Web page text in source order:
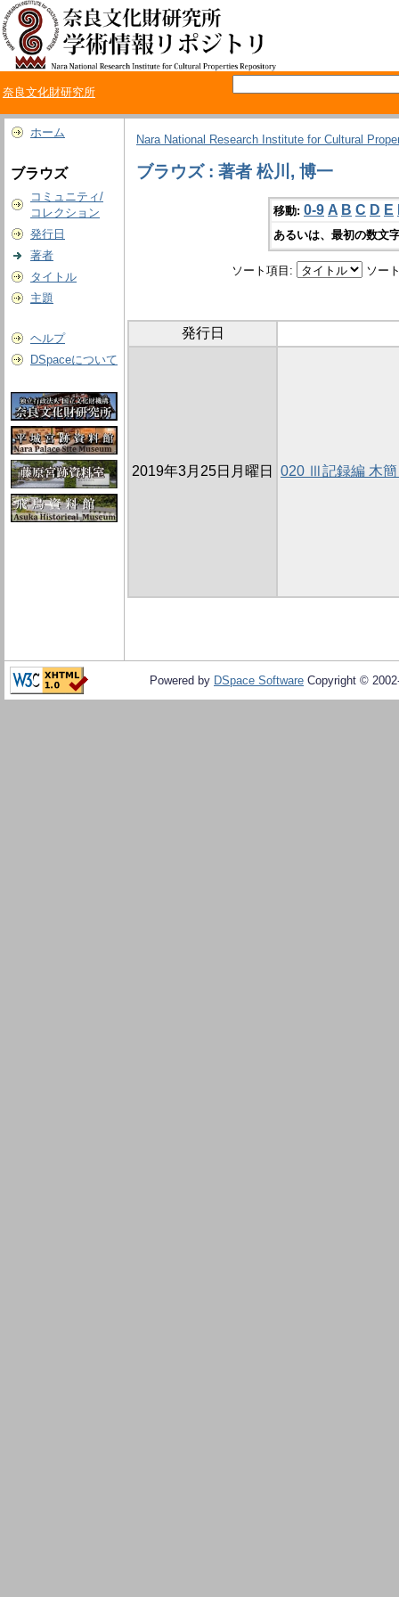
奈良文化財研究所
ホーム
ブラウズ
コミュニティ/
コレクション
発行日
著者
タイトル
主題
ヘルプ
DSpaceについて
Nara National Research Institute for Cultural
ブラウズ : 著者 松川, 博一
移動: 0-9 A B C D E
あるいは、最初の数文
ソート項目: ソー
発行日
2019年3月25日月曜日 020 Ⅲ記録編 木簡
Powered by DSpace Software Copyright ©